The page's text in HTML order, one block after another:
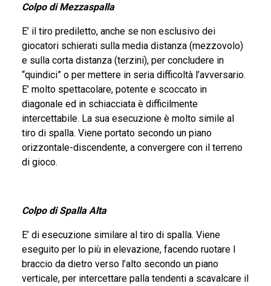
Colpo di Mezzaspalla
E’ il tiro prediletto, anche se non esclusivo dei
giocatori schierati sulla media distanza (mezzovolo)
e sulla corta distanza (terzini), per concludere in
“quindici” o per mettere in seria difficoltà l’avversario.
E’ molto spettacolare, potente e scoccato in
diagonale ed in schiacciata è difficilmente
intercettabile. La sua esecuzione è molto simile al
tiro di spalla. Viene portato secondo un piano
orizzontale-discendente, a convergere con il terreno
di gioco.
Colpo di Spalla Alta
E’ di esecuzione similare al tiro di spalla. Viene
eseguito per lo più in elevazione, facendo ruotare l
braccio da dietro verso l’alto secondo un piano
verticale, per intercettare palla tendenti a scavalcare il